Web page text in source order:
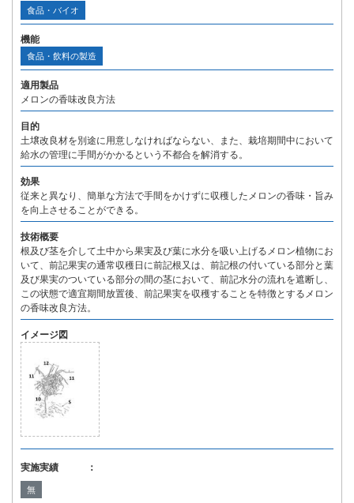
食品・バイオ
機能
食品・飲料の製造
適用製品
メロンの香味改良方法
目的
土壌改良材を別途に用意しなければならない、また、栽培期間中において
給水の管理に手間がかかるという不都合を解消する。
効果
従来と異なり、簡単な方法で手間をかけずに収穫したメロンの香味・旨み
を向上させることができる。
技術概要
根及び茎を介して土中から果実及び葉に水分を吸い上げるメロン植物にお
いて、前記果実の通常収穫日に前記根又は、前記根の付いている部分と葉
及び果実のついている部分の間の茎において、前記水分の流れを遮断し、
この状態で適宜期間放置後、前記果実を収穫することを特徴とするメロン
の香味改良方法。
イメージ図
実施実績 ：
無